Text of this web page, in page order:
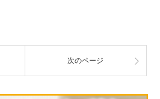
次のページ